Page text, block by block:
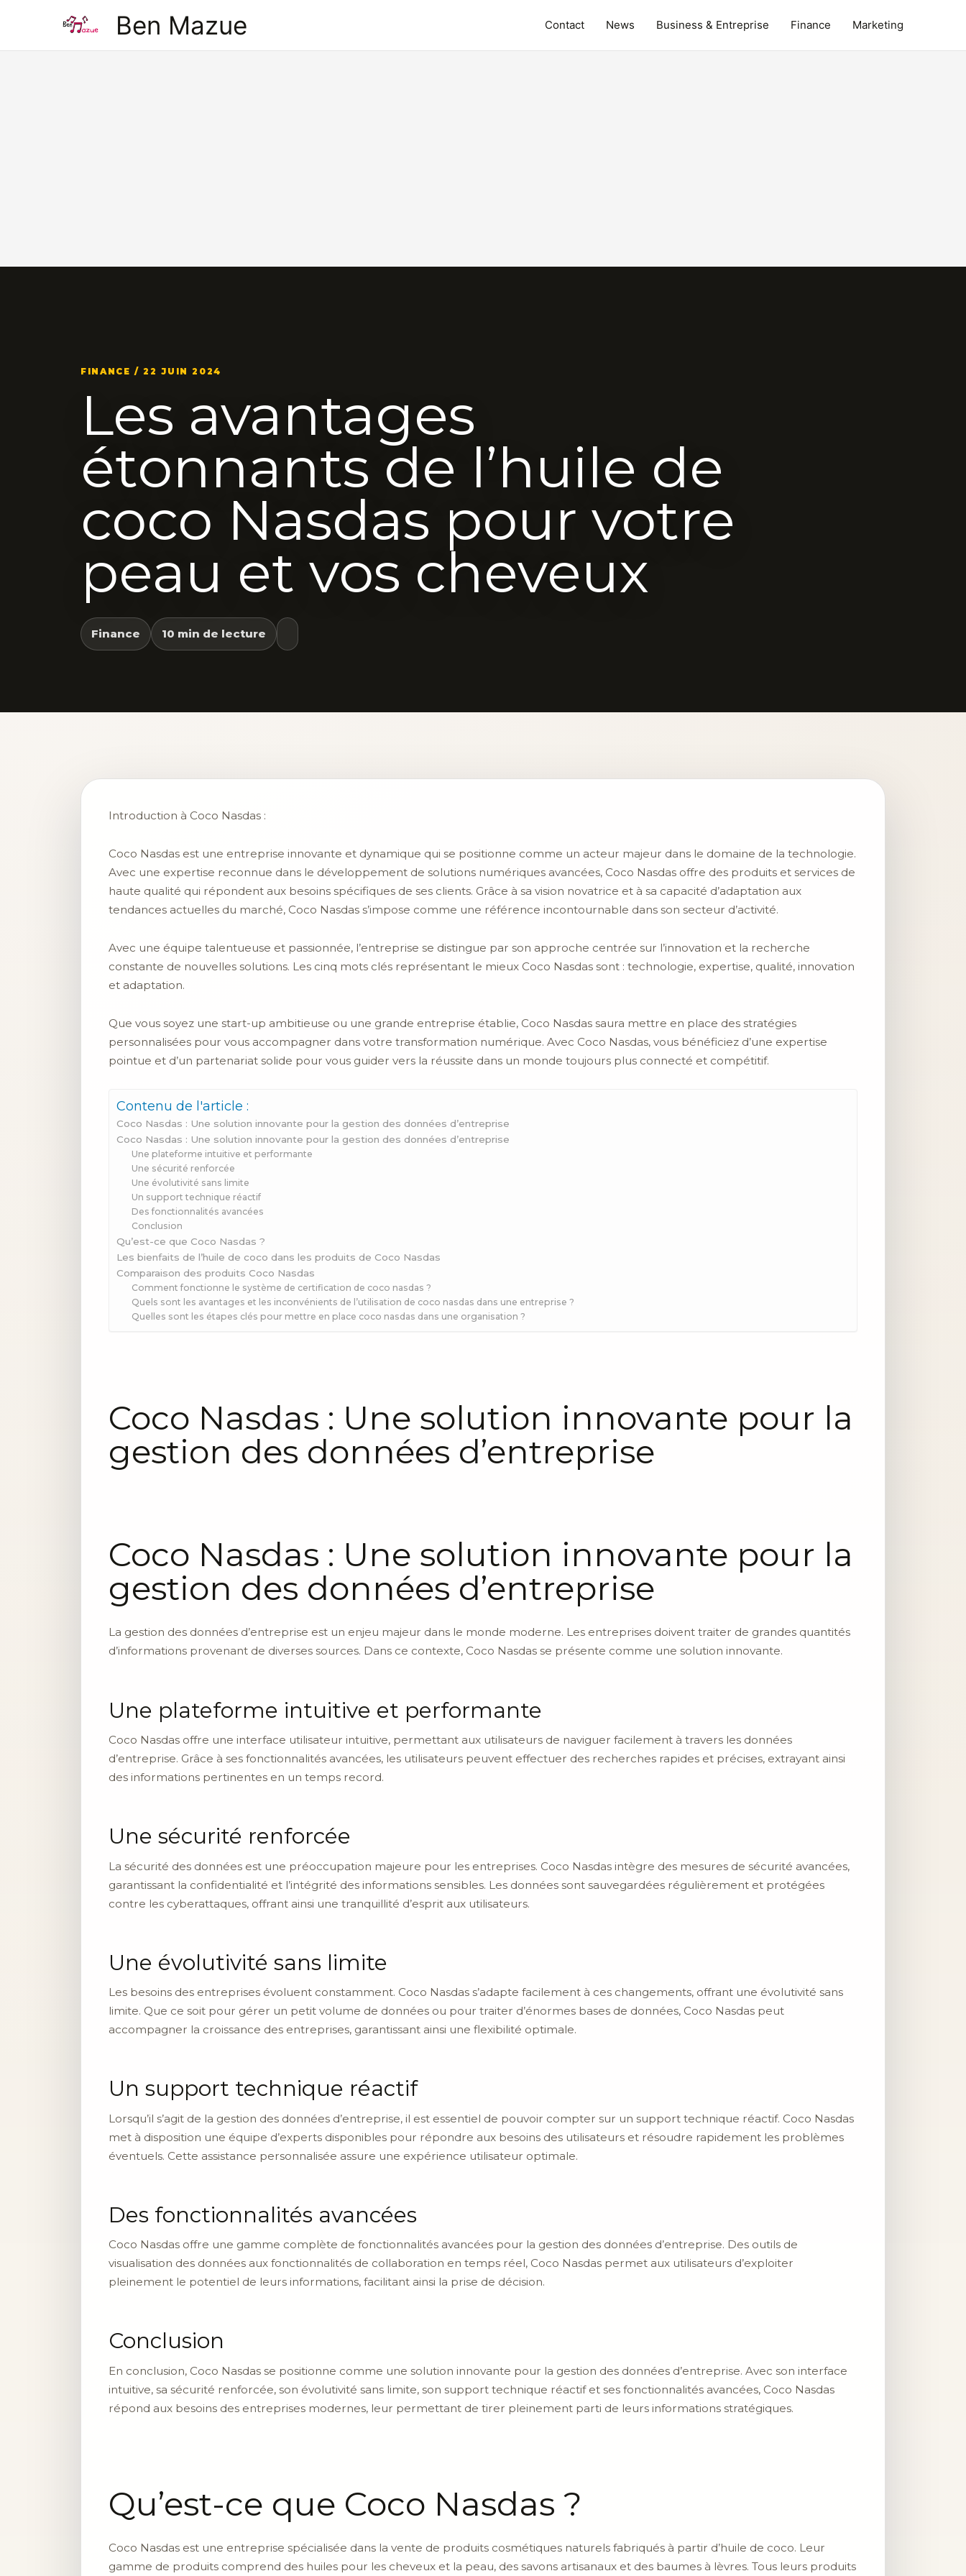
Ben Mazue Contact News Business & Entreprise Finance Marketing
FINANCE / 22 JUIN 2024
Les avantages
étonnants de l’huile de
coco Nasdas pour votre
peau et vos cheveux
Finance 10 min de lecture
Introduction à Coco Nasdas :
Coco Nasdas est une entreprise innovante et dynamique qui se positionne comme un acteur majeur dans le domaine de la technologie.
Avec une expertise reconnue dans le développement de solutions numériques avancées, Coco Nasdas offre des produits et services de
haute qualité qui répondent aux besoins spécifiques de ses clients. Grâce à sa vision novatrice et à sa capacité d’adaptation aux
tendances actuelles du marché, Coco Nasdas s’impose comme une référence incontournable dans son secteur d’activité.
Avec une équipe talentueuse et passionnée, l’entreprise se distingue par son approche centrée sur l’innovation et la recherche
constante de nouvelles solutions. Les cinq mots clés représentant le mieux Coco Nasdas sont : technologie, expertise, qualité, innovation
et adaptation.
Que vous soyez une start-up ambitieuse ou une grande entreprise établie, Coco Nasdas saura mettre en place des stratégies
personnalisées pour vous accompagner dans votre transformation numérique. Avec Coco Nasdas, vous bénéficiez d’une expertise
pointue et d’un partenariat solide pour vous guider vers la réussite dans un monde toujours plus connecté et compétitif.
Contenu de l'article :
Coco Nasdas : Une solution innovante pour la gestion des données d’entreprise
Coco Nasdas : Une solution innovante pour la gestion des données d’entreprise
Une plateforme intuitive et performante
Une sécurité renforcée
Une évolutivité sans limite
Un support technique réactif
Des fonctionnalités avancées
Conclusion
Qu’est-ce que Coco Nasdas ?
Les bienfaits de l’huile de coco dans les produits de Coco Nasdas
Comparaison des produits Coco Nasdas
Comment fonctionne le système de certification de coco nasdas ?
Quels sont les avantages et les inconvénients de l’utilisation de coco nasdas dans une entreprise ?
Quelles sont les étapes clés pour mettre en place coco nasdas dans une organisation ?
Coco Nasdas : Une solution innovante pour la
gestion des données d’entreprise
Coco Nasdas : Une solution innovante pour la
gestion des données d’entreprise
La gestion des données d’entreprise est un enjeu majeur dans le monde moderne. Les entreprises doivent traiter de grandes quantités
d’informations provenant de diverses sources. Dans ce contexte, Coco Nasdas se présente comme une solution innovante.
Une plateforme intuitive et performante
Coco Nasdas offre une interface utilisateur intuitive, permettant aux utilisateurs de naviguer facilement à travers les données
d’entreprise. Grâce à ses fonctionnalités avancées, les utilisateurs peuvent effectuer des recherches rapides et précises, extrayant ainsi
des informations pertinentes en un temps record.
Une sécurité renforcée
La sécurité des données est une préoccupation majeure pour les entreprises. Coco Nasdas intègre des mesures de sécurité avancées,
garantissant la confidentialité et l’intégrité des informations sensibles. Les données sont sauvegardées régulièrement et protégées
contre les cyberattaques, offrant ainsi une tranquillité d’esprit aux utilisateurs.
Une évolutivité sans limite
Les besoins des entreprises évoluent constamment. Coco Nasdas s’adapte facilement à ces changements, offrant une évolutivité sans
limite. Que ce soit pour gérer un petit volume de données ou pour traiter d’énormes bases de données, Coco Nasdas peut
accompagner la croissance des entreprises, garantissant ainsi une flexibilité optimale.
Un support technique réactif
Lorsqu’il s’agit de la gestion des données d’entreprise, il est essentiel de pouvoir compter sur un support technique réactif. Coco Nasdas
met à disposition une équipe d’experts disponibles pour répondre aux besoins des utilisateurs et résoudre rapidement les problèmes
éventuels. Cette assistance personnalisée assure une expérience utilisateur optimale.
Des fonctionnalités avancées
Coco Nasdas offre une gamme complète de fonctionnalités avancées pour la gestion des données d’entreprise. Des outils de
visualisation des données aux fonctionnalités de collaboration en temps réel, Coco Nasdas permet aux utilisateurs d’exploiter
pleinement le potentiel de leurs informations, facilitant ainsi la prise de décision.
Conclusion
En conclusion, Coco Nasdas se positionne comme une solution innovante pour la gestion des données d’entreprise. Avec son interface
intuitive, sa sécurité renforcée, son évolutivité sans limite, son support technique réactif et ses fonctionnalités avancées, Coco Nasdas
répond aux besoins des entreprises modernes, leur permettant de tirer pleinement parti de leurs informations stratégiques.
Qu’est-ce que Coco Nasdas ?
Coco Nasdas est une entreprise spécialisée dans la vente de produits cosmétiques naturels fabriqués à partir d’huile de coco. Leur
gamme de produits comprend des huiles pour les cheveux et la peau, des savons artisanaux et des baumes à lèvres. Tous leurs produits